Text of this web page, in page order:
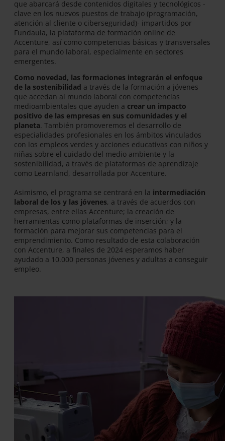
que abarcará desde contenidos digitales y tecnológicos -
clave en los nuevos puestos de trabajo (programación,
atención al cliente o ciberseguridad)- impartidos por
Fundaula, la plataforma de formación online de
Accenture, así como competencias básicas y transversales
para el mundo laboral, especialmente en sectores
emergentes.
Como novedad, las formaciones integrarán el enfoque
de la sostenibilidad a través de la formación a jóvenes
que accedan al mundo laboral con competencias
medioambientales que ayuden a crear un impacto
positivo de las empresas en sus comunidades y el
planeta. También promoveremos el desarrollo de
especialidades profesionales en los ámbitos vinculados
con los empleos verdes y acciones educativas con niños y
niñas sobre el cuidado del medio ambiente y la
sostenibilidad, a través de plataformas de aprendizaje
como Learnland, desarrollada por Accenture.
Asimismo, el programa se centrará en la intermediación
laboral de los y las jóvenes, a través de acuerdos con
empresas, entre ellas Accenture; la creación de
herramientas como plataformas de inserción; y la
formación para mejorar sus competencias para el
emprendimiento. Como resultado de esta colaboración
con Accenture, a finales de 2024 esperamos haber
ayudado a 10.000 personas jóvenes y adultas a conseguir
empleo.